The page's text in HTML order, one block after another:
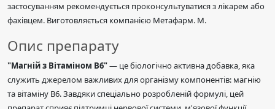
застосуванням рекомендується проконсультуватися з лікарем або
фахівцем. Виготовляється компанією Метафарм. М.
Опис препарату
"Магній з Вітаміном В6"— це біологічно активна добавка, яка
служить джерелом важливих для організму компонентів: магнію
та вітаміну В6. Завдяки спеціально розробленій формулі, цей